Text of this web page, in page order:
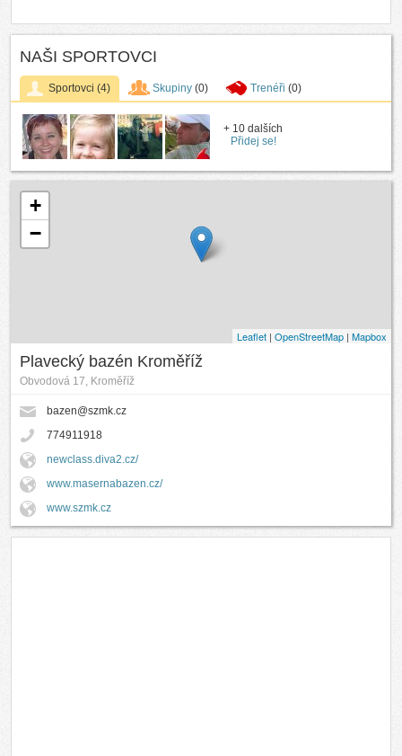
NAŠI SPORTOVCI
Sportovci (4) Skupiny (0) Trenéři (0)
+ 10 dalších
Přidej se!
+
−
Leaflet | OpenStreetMap | Mapbox
Plavecký bazén Kroměříž
Obvodová 17, Kroměříž
bazen@szmk.cz
774911918
newclass.diva2.cz/
www.masernabazen.cz/
www.szmk.cz